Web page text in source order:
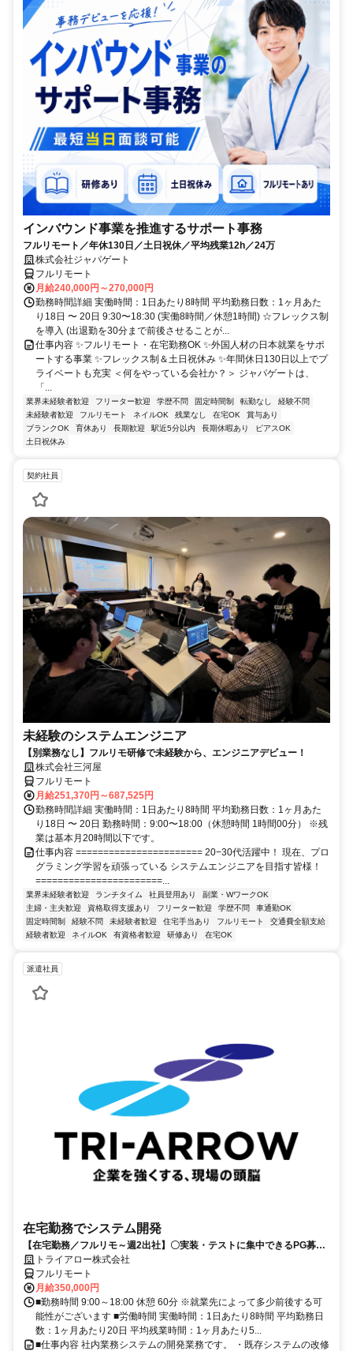
インバウンド事業を推進するサポート事務
フルリモート／年休130日／土日祝休／平均残業12h／24万
株式会社ジャパゲート
フルリモート
月給240,000円～270,000円
勤務時間詳細 実働時間：1日あたり8時間 平均勤務日数：1ヶ月あた
り18日 〜 20日 9:30〜18:30 (実働8時間／休憩1時間) ☆フレックス制
を導入 (出退勤を30分まで前後させることが...
仕事内容 ✨フルリモート・在宅勤務OK ✨外国人材の日本就業をサポ
ートする事業 ✨フレックス制＆土日祝休み ✨年間休日130日以上でプ
ライベートも充実 ＜何をやっている会社か？＞ ジャパゲートは、
「...
業界未経験者歓迎 フリーター歓迎 学歴不問 固定時間制 転勤なし
経験不問
未経験者歓迎
フルリモート ネイルOK 残業なし 在宅OK
賞与あり
ブランクOK
育休あり 長期歓迎 駅近5分以内 長期休暇あり
ピアスOK
土日祝休み
契約社員
未経験のシステムエンジニア
【別業務なし】フルリモ研修で未経験から、エンジニアデビュー！
株式会社三河屋
フルリモート
月給251,370円～687,525円
勤務時間詳細 実働時間：1日あたり8時間 平均勤務日数：1ヶ月あた
り18日 〜 20日 勤務時間：9:00〜18:00（休憩時間 1時間00分） ※残
業は基本月20時間以下です。
仕事内容 ======================= 20−30代活躍中！ 現在、プロ
グラミング学習を頑張っている システムエンジニアを目指す皆様！
=======================...
業界未経験者歓迎 ランチタイム 社員登用あり
副業・WワークOK
主婦・主夫歓迎
資格取得支援あり フリーター歓迎 学歴不問
車通勤OK
固定時間制
経験不問 未経験者歓迎 住宅手当あり フルリモート
交通費全額支給
経験者歓迎
ネイルOK 有資格者歓迎 研修あり 在宅OK
派遣社員
在宅勤務でシステム開発
【在宅勤務／フルリモ～週2出社】〇実装・テストに集中できるPG募集
〇業務用端末貸与あり
トライアロー株式会社
フルリモート
月給350,000円
■勤務時間 9:00～18:00 休憩 60分 ※就業先によって多少前後する可
能性がございます ■労働時間 実働時間：1日あたり8時間 平均勤務日
数：1ヶ月あたり20日 平均残業時間：1ヶ月あたり5...
■仕事内容 社内業務システムの開発業務です。 ・既存システムの改修